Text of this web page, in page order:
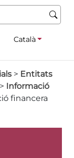
Català
> Entitats
> Informació
financera